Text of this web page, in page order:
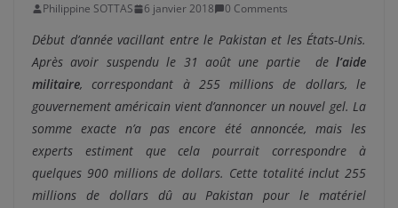
Philippine SOTTAS 6 janvier 2018 0 Comments
Début d’année vacillant entre le Pakistan et les États-Unis.
Après avoir suspendu le 31 août une partie de l’aide
militaire, correspondant à 255 millions de dollars, le
gouvernement américain vient d’annoncer un nouvel gel. La
somme exacte n’a pas encore été annoncée, mais les
experts estiment que cela pourrait correspondre à
quelques 900 millions de dollars. Cette totalité inclut 255
millions de dollars dû au Pakistan pour le matériel